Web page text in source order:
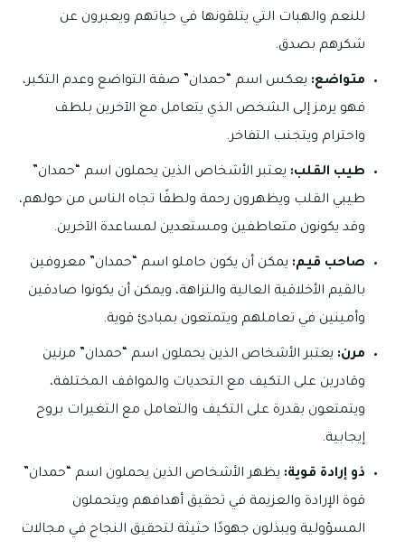
للنعم والهبات التي يتلقونها في حياتهم ويعبرون عن
شكرهم بصدق.
متواضع: يعكس اسم “حمدان” صفة التواضع وعدم التكبر،
فهو يرمز إلى الشخص الذي يتعامل مع الآخرين بلطف
واحترام ويتجنب التفاخر.
طيب القلب: يعتبر الأشخاص الذين يحملون اسم “حمدان”
طيبي القلب ويظهرون رحمة ولطفًا تجاه الناس من حولهم،
وقد يكونون متعاطفين ومستعدين لمساعدة الآخرين.
صاحب قيم: يمكن أن يكون حاملو اسم “حمدان” معروفين
بالقيم الأخلاقية العالية والنزاهة، ويمكن أن يكونوا صادقين
وأمينين في تعاملهم ويتمتعون بمبادئ قوية.
مرن: يعتبر الأشخاص الذين يحملون اسم “حمدان” مرنين
وقادرين على التكيف مع التحديات والمواقف المختلفة،
ويتمتعون بقدرة على التكيف والتعامل مع التغيرات بروح
إيجابية.
ذو إرادة قوية: يظهر الأشخاص الذين يحملون اسم “حمدان”
قوة الإرادة والعزيمة في تحقيق أهدافهم ويتحملون
المسؤولية ويبذلون جهودًا حثيثة لتحقيق النجاح في مجالات